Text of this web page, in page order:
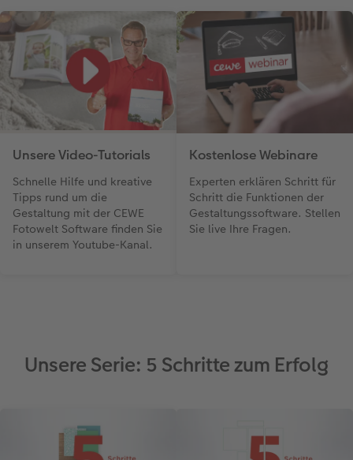
Unsere Video-Tutorials
Schnelle Hilfe und kreative
Tipps rund um die
Gestaltung mit der CEWE
Fotowelt Software finden Sie
in unserem Youtube-Kanal.
Kostenlose Webinare
Experten erklären Schritt für
Schritt die Funktionen der
Gestaltungssoftware. Stellen
Sie live Ihre Fragen.
Unsere Serie: 5 Schritte zum Erfolg